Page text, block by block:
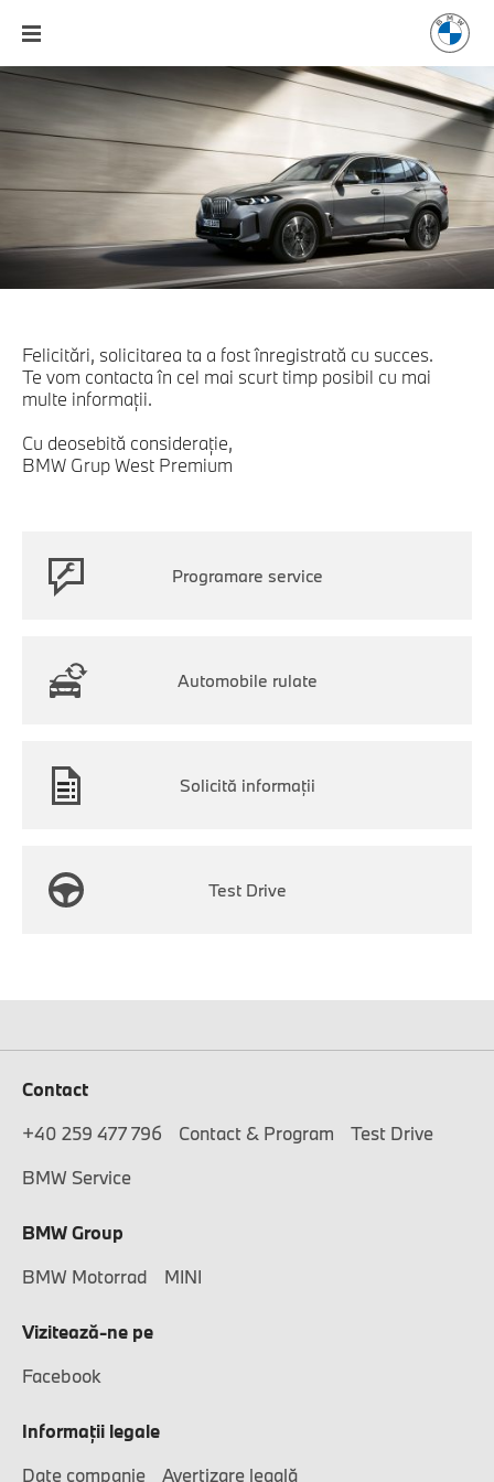
Felicitări, solicitarea ta a fost înregistrată cu succes.
Te vom contacta în cel mai scurt timp posibil cu mai
multe informaţii.
Cu deosebită consideraţie,
BMW Grup West Premium
Programare service
Automobile rulate
Solicită informaţii
Test Drive
Contact
+40 259 477 796
Contact & Program
Test Drive
BMW Service
BMW Group
BMW Motorrad
MINI
Vizitează-ne pe
Facebook
Informaţii legale
Date companie
Avertizare legală